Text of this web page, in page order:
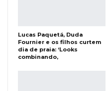
Lucas Paquetá, Duda
Fournier e os filhos curtem
dia de praia: ‘Looks
combinando,